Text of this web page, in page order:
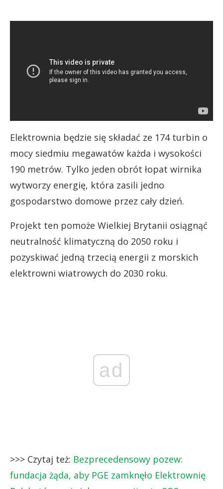
Elektrownia będzie się składać ze 174 turbin o
mocy siedmiu megawatów każda i wysokości
190 metrów. Tylko jeden obrót łopat wirnika
wytworzy energię, która zasili jedno
gospodarstwo domowe przez cały dzień.
Projekt ten pomoże Wielkiej Brytanii osiągnąć
neutralność klimatyczną do 2050 roku i
pozyskiwać jedną trzecią energii z morskich
elektrowni wiatrowych do 2030 roku.
ad
>>> Czytaj też: Bezprecedensowy pozew:
fundacja żąda, aby PGE zamknęło Elektrownię